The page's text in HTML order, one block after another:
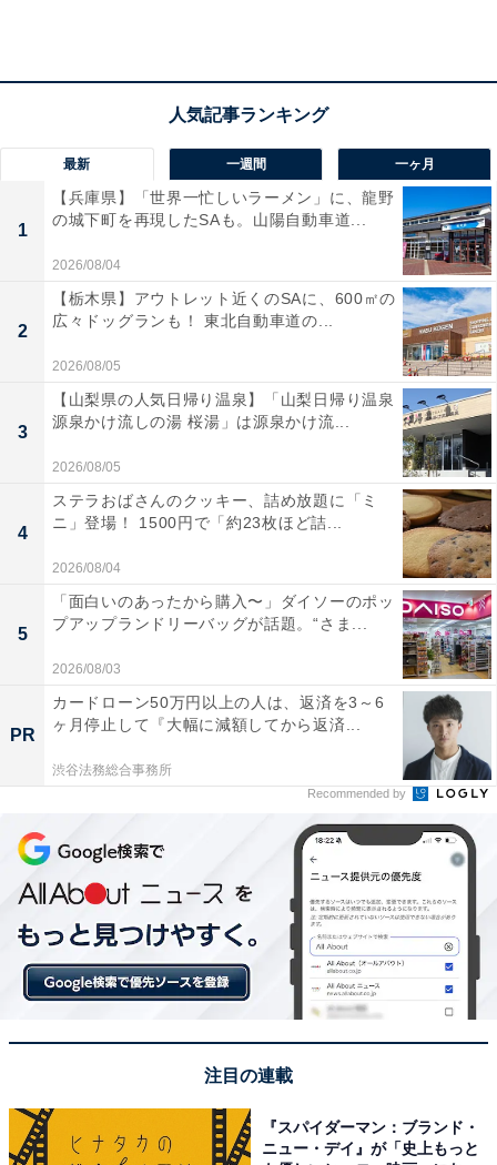
通常の3倍の時間をかけて観たくなる貴重な資料の
数々
エントランスを入ると、ジオン・ズム・ダイクン像が！
ファンなら「ジーク・ジオン！」と言いたくなること間
違いありません (c)創通・サンライズ
会場内には、原作、台本、絵コンテ、キャラクター設
ニメーション制作の過程が展示されています。
最新 一週間 一ヶ月
1
【兵庫県】「世界一忙しいラーメン」に、龍野
の城下町を再現したSAも。山陽自動車道...
2026/08/04
2
【栃木県】アウトレット近くのSAに、600㎡の
広々ドッグランも！ 東北自動車道の...
2026/08/05
3
【山梨県の人気日帰り温泉】「山梨日帰り温泉
源泉かけ流しの湯 桜湯」は源泉かけ流...
2026/08/05
4
ステラおばさんのクッキー、詰め放題に「ミ
ニ」登場！ 1500円で「約23枚ほど詰...
2026/08/04
5
「面白いのあったから購入〜」ダイソーのポッ
プアップランドリーバッグが話題。“さま...
2026/08/03
PR
カードローン50万円以上の人は、返済を3～6
ヶ月停止して『大幅に減額してから返済...
渋谷法務総合事務所
Recommended by
注目の連載
『スパイダーマン：ブランド・
ニュー・デイ』が「史上もっと